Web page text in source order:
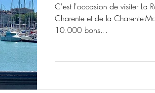
C'est l'occasion de visiter La
Charente et de la Charente-
10.000 bons...